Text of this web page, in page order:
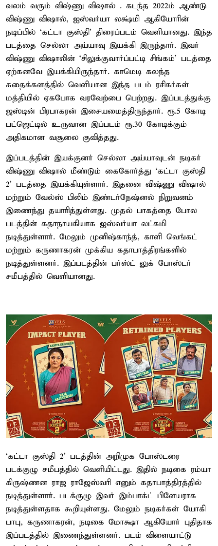
வலம் வரும் விஷ்ணு விஷால் . கடந்த 2022ம் ஆண்டு
விஷ்ணு விஷால், ஐஸ்வர்யா லக்ஷ்மி ஆகியோரின்
நடிப்பில் ‘கட்டா குஸ்தி’ திரைப்படம் வெளியானது. இந்த
படத்தை செல்லா அய்யாவு இயக்கி இருந்தார். இவர்
விஷ்ணு விஷாலின் ‘சிலுக்குவார்ப்பட்டி சிங்கம்’ படத்தை
ஏற்கனவே இயக்கியிருந்தார். காமெடி கலந்த
கதைக்களத்தில் வெளியான இந்த படம் ரசிகர்கள்
மத்தியில் ஏகபோக வரவேற்பை பெற்றது. இப்படத்துக்கு
ஜஸ்டின் பிரபாகரன் இசையமைத்திருந்தார். ரூ.5 கோடி
பட்ஜெட்டில் உருவான இப்படம் ரூ.30 கோடிக்கும்
அதிகமான வசூலை குவித்தது.
இப்படத்தின் இயக்குனர் செல்லா அய்யாவுடன் நடிகர்
விஷ்ணு விஷால் மீண்டும் கைகோர்த்து ‘கட்டா குஸ்தி
2’ படத்தை இயக்கியுள்ளார். இதனை விஷ்ணு விஷால்
மற்றும் வேல்ஸ் பிலிம் இண்டர்நேஷ்னல் நிறுவனம்
இணைந்து தயாரித்துள்ளது. முதல் பாகத்தை போல
படத்தின் கதாநாயகியாக ஐஸ்வர்யா லட்சுமி
நடித்துள்ளார். மேலும் முனிஷ்காந்த், காளி வெங்கட்
மற்றும் கருணாகரன் முக்கிய கதாபாத்திரங்களில்
நடித்துள்ளனர். இப்படத்தின் பர்ஸ்ட் லுக் போஸ்டர்
சமீபத்தில் வெளியானது.
‘கட்டா குஸ்தி 2’ படத்தின் அறிமுக போஸ்டரை
படக்குழு சமீபத்தில் வெளியிட்டது. இதில் நடிகை ரம்யா
கிருஷ்ணன ராஜ ராஜேஸ்வரி எனும் கதாபாத்திரத்தில்
நடித்துள்ளார். படக்குழு இவர் இம்பாக்ட் பிளேயராக
நடித்துள்ளதாக கூறியுள்ளது. மேலும் நடிகர்கள் யோகி
பாபு, கருணாகரன், நடிகை மோக்ஷா ஆகியோர் புதிதாக
இப்படத்தில் இணைந்துள்ளனர். படம் விளையாட்டு